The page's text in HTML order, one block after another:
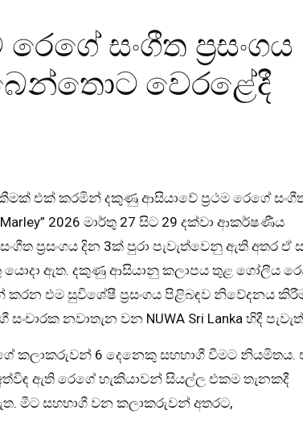
සංගීත ප්‍රසංගය
බෙන්තොට වෙරළේදී
එක් කරමින් දකුණු ආසියාවේ ප්‍රථම රෙගේ
Marley” 2026 මාර්තු 27 සිට 29 දක්වා ආකර්ෂණීය
ප්‍රසංගය දින 3ක් පුරා පැවැත්වෙනු ඇති අතර ඒ
යොදා ඇත. දකුණු ආසියානු කලාපය තුළ ගෝලීය
එම සුවිශේෂී ප්‍රසංගය පිළිබඳව නිවේදනය
නවාතැන වන NUWA Sri Lanka හිදී
කලාකරුවන් 6 දෙනෙකු සහභාගී වීමට නියමිතය.
ඇති රෙගේ හැකියාවන් සියල්ල එකම තැනකදී
මීට සහභාගී වන කලාකරුවන් අතරට,